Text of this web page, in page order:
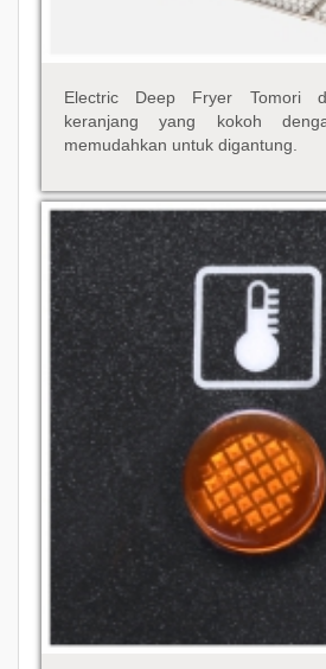
Electric Deep Fryer Tomori
keranjang yang kokoh
memudahkan untuk digantung.